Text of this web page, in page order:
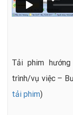
Tải phim
trình/vụ việc –
tải phim)